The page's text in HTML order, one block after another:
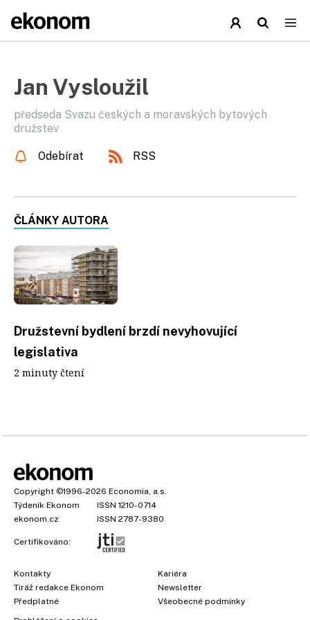
Jan Vysloužil
předseda Svazu českých a moravských bytových
družstev
Odebírat RSS
ČLÁNKY AUTORA
Družstevní bydlení brzdí nevyhovující
legislativa
2 minuty čtení
Copyright ©1996-2026 Economia, a.s.
Týdeník Ekonom
ISSN 1210-0714
ekonom.cz
ISSN 2787-9380
Certifikováno:
Kontakty
Tiráž redakce Ekonom
Předplatné
Kariéra
Newsletter
Všeobecné podmínky